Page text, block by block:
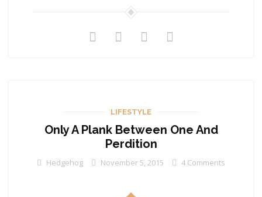
LIFESTYLE
Only A Plank Between One And
Perdition
Hedgehog November 5, 2015 4 Comments